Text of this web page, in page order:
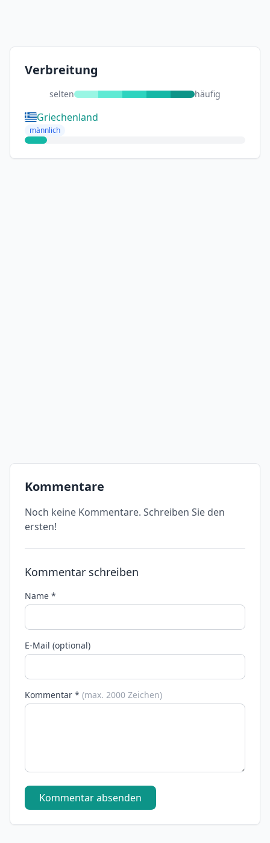
Verbreitung
selten häufig
Griechenland
männlich
Kommentare
Noch keine Kommentare. Schreiben Sie den
ersten!
Kommentar schreiben
Name *
E-Mail (optional)
Kommentar * (max. 2000 Zeichen)
Kommentar absenden